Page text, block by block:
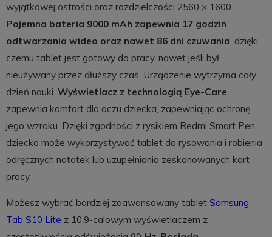
wyjątkowej ostrości oraz rozdzielczości 2560 × 1600.
Pojemna bateria 9000 mAh zapewnia 17 godzin
odtwarzania wideo oraz nawet 86 dni czuwania , dzięki
czemu tablet jest gotowy do pracy, nawet jeśli był
nieużywany przez dłuższy czas. Urządzenie wytrzyma cały
dzień nauki. Wyświetlacz z technologią Eye-Care
zapewnia komfort dla oczu dziecka, zapewniając ochronę
jego wzroku. Dzięki zgodności z rysikiem Redmi Smart Pen,
dziecko może wykorzystywać tablet do rysowania i robienia
odręcznych notatek lub uzupełniania zeskanowanych kart
pracy.
Możesz wybrać bardziej zaawansowany tablet Samsung
Tab S10 Lite z 10,9-calowym wyświetlaczem z